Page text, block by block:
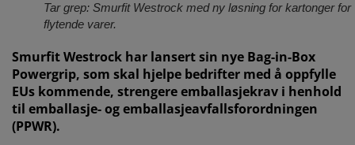
Tar grep: Smurfit Westrock med ny løsning for kartonger for
flytende varer.
Smurfit Westrock har lansert sin nye Bag-in-Box
Powergrip, som skal hjelpe bedrifter med å oppfylle
EUs kommende, strengere emballasjekrav i henhold
til emballasje- og emballasjeavfallsforordningen
(PPWR).